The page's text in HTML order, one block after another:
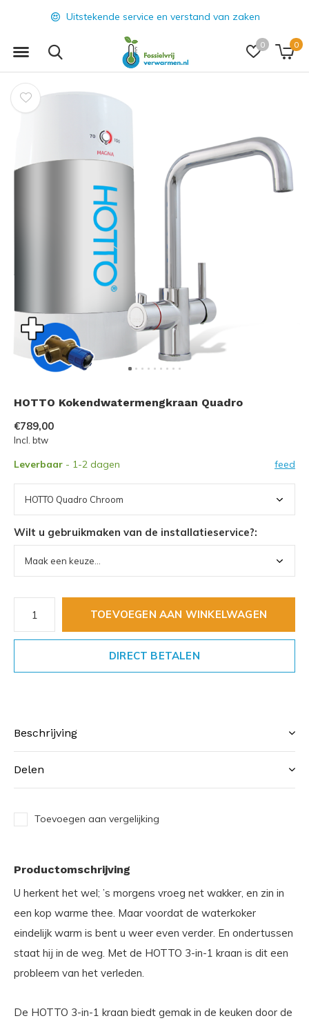
0 0
Uitstekende service en verstand van zaken
HOTTO Kokendwatermengkraan Quadro
€789,00
Incl. btw
Leverbaar - 1-2 dagen feed
Wilt u gebruikmaken van de installatieservice?:
TOEVOEGEN AAN WINKELWAGEN
DIRECT BETALEN
Beschrijving
Delen
Toevoegen aan vergelijking
Productomschrijving
U herkent het wel; ’s morgens vroeg net wakker, en zin in
een kop warme thee. Maar voordat de waterkoker
eindelijk warm is bent u weer even verder. En ondertussen
staat hij in de weg. Met de HOTTO 3-in-1 kraan is dit een
probleem van het verleden.
De HOTTO 3-in-1 kraan biedt gemak in de keuken door de